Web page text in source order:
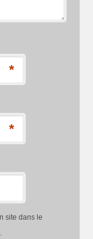
*
*
site dans le